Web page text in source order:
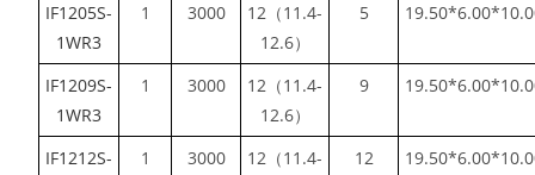
IF1205S-
1WR3
1 3000
12（11.4-
12.6）
5
IF1209S-
1WR3
1 3000
12（11.4-
12.6）
9
IF1212S-
1 3000
12（11.4-
12